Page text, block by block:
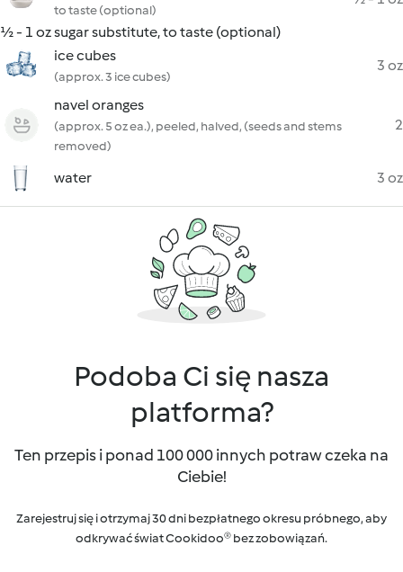
to taste (optional)
½ - 1 oz sugar substitute, to taste (optional)
ice cubes
(approx. 3 ice cubes)
3 oz
navel oranges
(approx. 5 oz ea.), peeled, halved, (seeds and stems
removed)
2
water 3 oz
Podoba Ci się nasza
platforma?
Ten przepis i ponad 100 000 innych potraw czeka na
Ciebie!
Zarejestruj się i otrzymaj 30 dni bezpłatnego okresu próbnego, aby
odkrywać świat Cookidoo® bez zobowiązań.